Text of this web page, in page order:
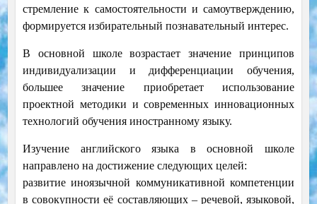
стремление к самостоятельности и самоутверждению,
формируется избирательный познавательный интерес.
В основной школе возрастает значение принципов
индивидуализации и дифференциации обучения,
большее значение приобретает использование
проектной методики и современных инновационных
технологий обучения иностранному языку.
Изучение английского языка в основной школе
направлено на достижение следующих целей:
развитие иноязычной коммуникативной компетенции
в совокупности её составляющих – речевой, языковой,